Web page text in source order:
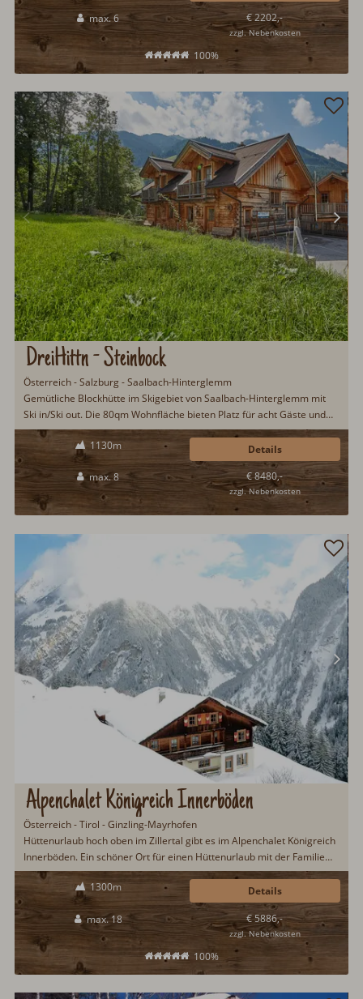
max. 6
100%
€ 2202,-
zzgl. Nebenkosten
DreiHittn - Steinbock
Österreich - Salzburg - Saalbach-Hinterglemm
Gemütliche Blockhütte im Skigebiet von Saalbach-Hinterglemm mit
Ski in/Ski out. Die 80qm Wohnfläche bieten Platz für acht Gäste und
ein Haustier. Im Keller gibt es eine Sauna. Perfekte Lage direkt an der
Skipiste. Hochwertig ausgestattet mit moderner Küche, gemütlichem
Wohnbereich mit Schwedenofen und vier Schlafzimmern...
1130m
max. 8 € 8480,-
zzgl. Nebenkosten
Details
Alpenchalet Königreich Innerböden
Österreich - Tirol - Ginzling-Mayrhofen
Hüttenurlaub hoch oben im Zillertal gibt es im Alpenchalet Königreich
Innerböden. Ein schöner Ort für einen Hüttenurlaub mit der Familie
oder Freunden. Besonders erwähnenswert ist die großartige Aussicht
über das Zillertal und die umliegende Bergwelt. Eine gut
ausgestattete Gastroküche macht das Kochen zum Kinderspiel...
1300m
max. 18
100%
€ 5886,-
zzgl. Nebenkosten
Details